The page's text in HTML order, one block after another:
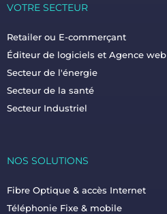
VOTRE SECTEUR
Retailer ou E-commerçant
Éditeur de logiciels et Agence web
Secteur de l'énergie
Secteur de la santé
Secteur Industriel
NOS SOLUTIONS
Fibre Optique & accès Internet
Téléphonie Fixe & mobile